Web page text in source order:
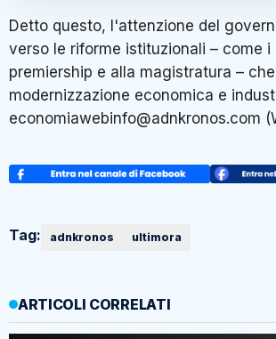
Detto questo, l'attenzione del
verso le riforme istituzionali – come i
premiership e alla magistratura –
modernizzazione economica e
economiawebinfo@adnkronos.com
Tag: adnkronos ultimora
ARTICOLI CORRELATI